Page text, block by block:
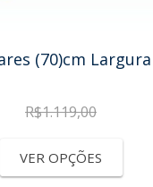
(70)cm Largura
R$1.119,00
VER OPÇÕES